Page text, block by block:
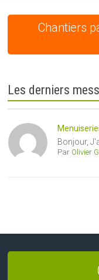
Chantiers
Les derniers
Bonjour,
Par Olivier